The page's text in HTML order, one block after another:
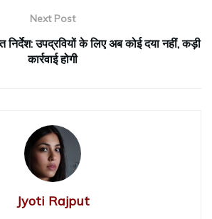
Next Post
उपद्रवियों के लिए अब कोई दया नहीं, कड़ी
कार्रवाई होगी
Jyoti Rajput